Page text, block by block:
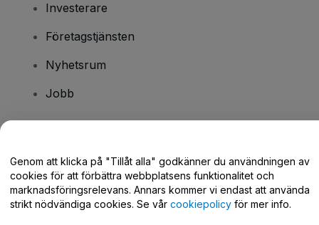
Investerare
Företagstjänsten
Nyhetsrum
Jobb
Hjälpcenter / Kontakta oss
Genom att klicka på "Tillåt alla" godkänner du användningen av
cookies för att förbättra webbplatsens funktionalitet och
marknadsföringsrelevans. Annars kommer vi endast att använda
strikt nödvändiga cookies. Se vår cookiepolicy för mer info.